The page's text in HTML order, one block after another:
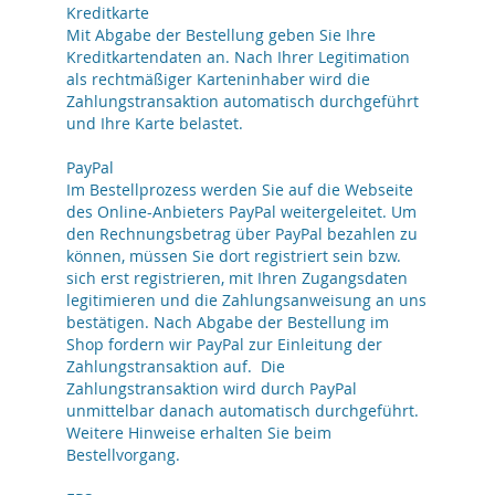
Kreditkarte
Mit Abgabe der Bestellung geben Sie Ihre
Kreditkartendaten an. Nach Ihrer Legitimation
als rechtmäßiger Karteninhaber wird die
Zahlungstransaktion automatisch durchgeführt
und Ihre Karte belastet.
PayPal
Im Bestellprozess werden Sie auf die Webseite
des Online-Anbieters PayPal weitergeleitet. Um
den Rechnungsbetrag über PayPal bezahlen zu
können, müssen Sie dort registriert sein bzw.
sich erst registrieren, mit Ihren Zugangsdaten
legitimieren und die Zahlungsanweisung an uns
bestätigen. Nach Abgabe der Bestellung im
Shop fordern wir PayPal zur Einleitung der
Zahlungstransaktion auf. Die
Zahlungstransaktion wird durch PayPal
unmittelbar danach automatisch durchgeführt.
Weitere Hinweise erhalten Sie beim
Bestellvorgang.